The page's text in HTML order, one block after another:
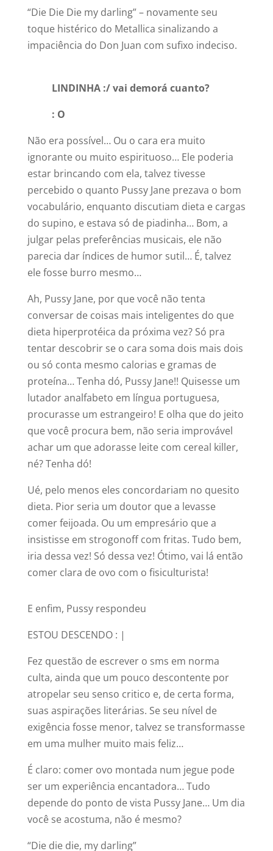
“Die Die Die my darling” – novamente seu
toque histérico do Metallica sinalizando a
impaciência do Don Juan com sufixo indeciso.
LINDINHA :/ vai demorá cuanto?
: O
Não era possível… Ou o cara era muito
ignorante ou muito espirituoso… Ele poderia
estar brincando com ela, talvez tivesse
percebido o quanto Pussy Jane prezava o bom
vocabulário, enquanto discutiam dieta e cargas
do supino, e estava só de piadinha… Bom, a
julgar pelas preferências musicais, ele não
parecia dar índices de humor sutil… É, talvez
ele fosse burro mesmo…
Ah, Pussy Jane, por que você não tenta
conversar de coisas mais inteligentes do que
dieta hiperprotéica da próxima vez? Só pra
tentar descobrir se o cara soma dois mais dois
ou só conta mesmo calorias e gramas de
proteína… Tenha dó, Pussy Jane!! Quisesse um
lutador analfabeto em língua portuguesa,
procurasse um estrangeiro! E olha que do jeito
que você procura bem, não seria improvável
achar um que adorasse leite com cereal killer,
né? Tenha dó!
Ué, pelo menos eles concordariam no quesito
dieta. Pior seria um doutor que a levasse
comer feijoada. Ou um empresário que a
insistisse em strogonoff com fritas. Tudo bem,
iria dessa vez! Só dessa vez! Ótimo, vai lá então
comer clara de ovo com o fisiculturista!
E enfim, Pussy respondeu
ESTOU DESCENDO : |
Fez questão de escrever o sms em norma
culta, ainda que um pouco descontente por
atropelar seu senso critico e, de certa forma,
suas aspirações literárias. Se seu nível de
exigência fosse menor, talvez se transformasse
em uma mulher muito mais feliz…
É claro: comer ovo montada num jegue pode
ser um experiência encantadora… Tudo
depende do ponto de vista Pussy Jane… Um dia
você se acostuma, não é mesmo?
“Die die die, my darling”